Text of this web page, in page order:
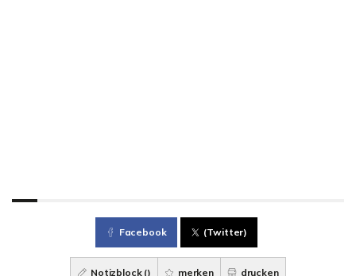
Facebook (Twitter)
Notizblock () merken drucken